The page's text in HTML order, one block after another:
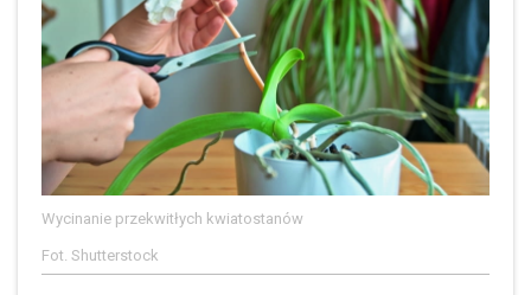
Wycinanie przekwitłych kwiatostanów
Fot. Shutterstock